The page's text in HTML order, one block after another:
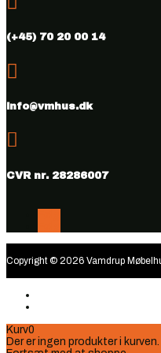
(+45) 70 20 00 14

info@vmhus.dk

CVR nr. 28286007
Copyright © 2026 Vamdrup
Kurv0
Der er ingen produkter i kurven.